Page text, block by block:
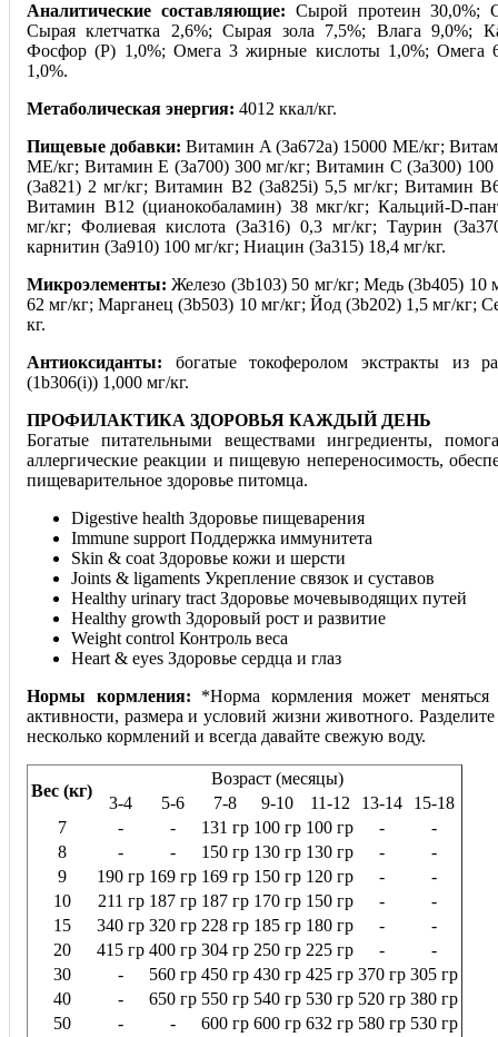
Аналитические составляющие: Сырой протеин 30,0%;
Сырая клетчатка 2,6%; Сырая зола 7,5%; Влага 9,0%;
Фосфор (P) 1,0%; Омега 3 жирные кислоты 1,0%; Омега
1,0%.
Метаболическая энергия: 4012 ккал/кг.
Пищевые добавки: Витамин A (3a672a) 15000 МЕ/кг;
МЕ/кг; Витамин Е (3a700) 300 мг/кг; Витамин C (3a300)
(3a821) 2 мг/кг; Витамин B2 (3a825i) 5,5 мг/кг; Витамин
Витамин B12 (цианокобаламин) 38 мкг/кг; Кальций-D-
мг/кг; Фолиевая кислота (3a316) 0,3 мг/кг; Таурин
карнитин (3a910) 100 мг/кг; Ниацин (3a315) 18,4 мг/кг.
Микроэлементы: Железо (3b103) 50 мг/кг; Медь (3b405) 10
62 мг/кг; Марганец (3b503) 10 мг/кг; Йод (3b202) 1,5 мг/кг;
кг.
Антиоксиданты: богатые токоферолом экстракты из
(1b306(i)) 1,000 мг/кг.
ПРОФИЛАКТИКА ЗДОРОВЬЯ КАЖДЫЙ ДЕНЬ
Богатые питательными веществами ингредиенты,
аллергические реакции и пищевую непереносимость,
пищеварительное здоровье питомца.
Digestive health Здоровье пищеварения
Immune support Поддержка иммунитета
Skin & coat Здоровье кожи и шерсти
Joints & ligaments Укрепление связок и суставов
Healthy urinary tract Здоровье мочевыводящих путей
Healthy growth Здоровый рост и развитие
Weight control Контроль веса
Heart & eyes Здоровье сердца и глаз
Нормы кормления: *Норма кормления может меняться
активности, размера и условий жизни животного.
несколько кормлений и всегда давайте свежую воду.
Вес (кг)
Возраст (месяцы)
3-4
5-6 7-8 9-10 11-12 13-14
15-18
7
- - 131 гр 100 гр 100 гр -
-
8
- - 150 гр 130 гр 130 гр -
-
9
190 гр 169 гр 169 гр 150 гр 120 гр -
-
10
211 гр 187 гр 187 гр 170 гр 150 гр -
-
15
340 гр 320 гр 228 гр 185 гр 180 гр -
-
20
415 гр 400 гр 304 гр 250 гр 225 гр -
-
30
- 560 гр 450 гр 430 гр 425 гр 370 гр 305 гр
40
- 650 гр 550 гр 540 гр 530 гр 520 гр 380 гр
50
- - 600 гр 600 гр 632 гр 580 гр 530 гр